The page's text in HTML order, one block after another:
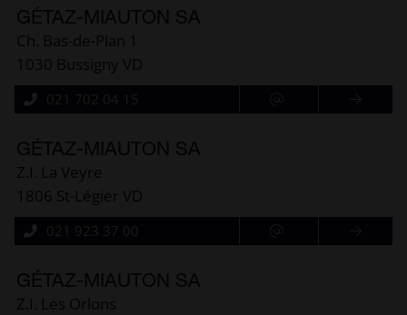
GÉTAZ-MIAUTON SA
Ch. Bas-de-Plan 1
1030 Bussigny VD
021 702 04 15
GÉTAZ-MIAUTON SA
Z.I. La Veyre
1806 St-Légier VD
021 923 37 00
GÉTAZ-MIAUTON SA
Z.I. Les Orlons